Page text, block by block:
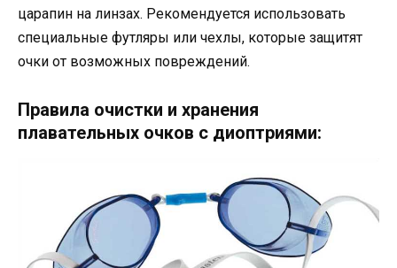
царапин на линзах. Рекомендуется использовать
специальные футляры или чехлы, которые защитят
очки от возможных повреждений.
Правила очистки и хранения
плавательных очков с диоптриями: